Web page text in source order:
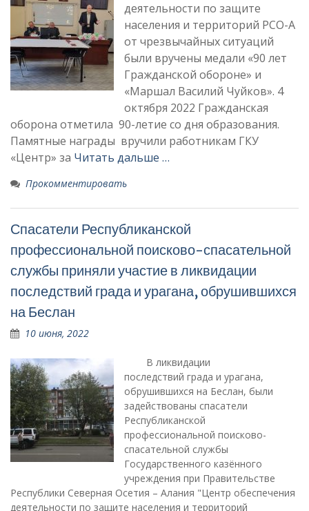
деятельности по защите
населения и территорий РСО-А
от чрезвычайных ситуаций
были вручены медали «90 лет
Гражданской обороне» и
«Маршал Василий Чуйков». 4
октября 2022 Гражданская
оборона отметила 90-летие со дня образования.
Памятные награды вручили работникам ГКУ
«Центр» за Читать дальше …
Прокомментировать
Спасатели Республиканской
профессиональной поисково-спасательной
службы приняли участие в ликвидации
последствий града и урагана, обрушившихся
на Беслан
10 июня, 2022
В ликвидации
последствий града и урагана,
обрушившихся на Беслан, были
задействованы спасатели
Республиканской
профессиональной поисково-
спасательной службы
Государственного казённого
учреждения при Правительстве
Республики Северная Осетия – Алания "Центр обеспечения
деятельности по защите населения и территорий